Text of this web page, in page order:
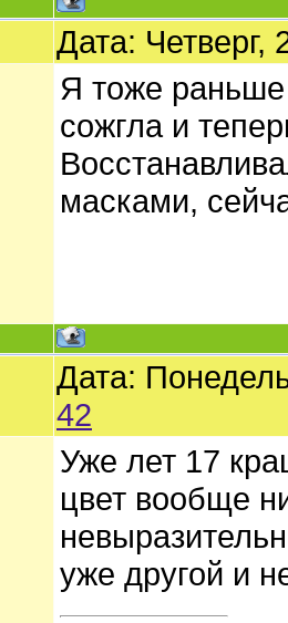
Дата:
Я тоже раньше
сожгла и
масками,
Дата:
42
Уже лет 17
цвет вообще
уже другой и